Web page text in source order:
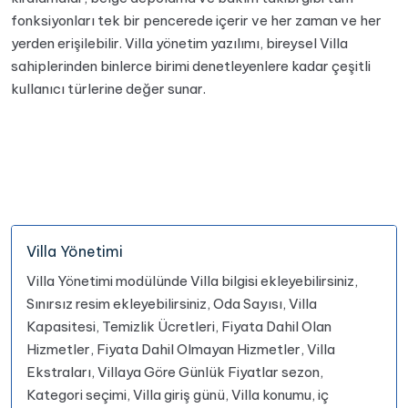
fonksiyonları tek bir pencerede içerir ve her zaman ve her
yerden erişilebilir. Villa yönetim yazılımı, bireysel Villa
sahiplerinden binlerce birimi denetleyenlere kadar çeşitli
kullanıcı türlerine değer sunar.
Villa Yönetimi
Villa Yönetimi modülünde Villa bilgisi ekleyebilirsiniz,
Sınırsız resim ekleyebilirsiniz, Oda Sayısı, Villa
Kapasitesi, Temizlik Ücretleri, Fiyata Dahil Olan
Hizmetler, Fiyata Dahil Olmayan Hizmetler, Villa
Ekstraları, Villaya Göre Günlük Fiyatlar sezon,
Kategori seçimi, Villa giriş günü, Villa konumu, iç